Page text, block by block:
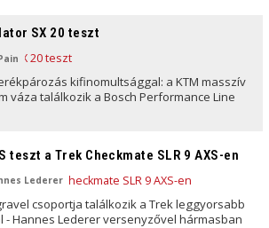
SX 20 teszt
kifinomultsággal: a KTM masszív
váza találkozik a Bosch Performance Line
teszt a Trek Checkmate SLR 9 AXS-en
Lederer
csoportja találkozik a Trek leggyorsabb
- Hannes Lederer versenyzővel hármasban